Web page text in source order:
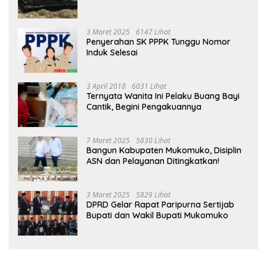
3 Maret 2025 6147 Lihat
Penyerahan SK PPPK Tunggu Nomor
Induk Selesai
3 April 2018 6031 Lihat
Ternyata Wanita Ini Pelaku Buang Bayi
Cantik, Begini Pengakuannya
7 Maret 2025 5830 Lihat
Bangun Kabupaten Mukomuko, Disiplin
ASN dan Pelayanan Ditingkatkan!
3 Maret 2025 5829 Lihat
DPRD Gelar Rapat Paripurna Sertijab
Bupati dan Wakil Bupati Mukomuko